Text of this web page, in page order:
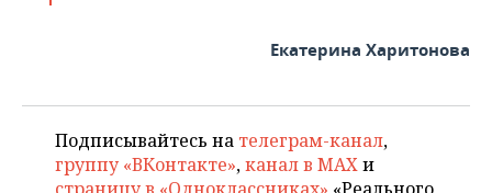
Екатерина Харитонова
Подписывайтесь на телеграм-канал,
группу «ВКонтакте»,канал в MAXи